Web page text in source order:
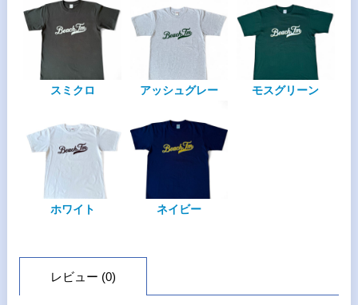
スミクロ アッシュグレー モスグリーン
ホワイト ネイビー
レビュー (0)